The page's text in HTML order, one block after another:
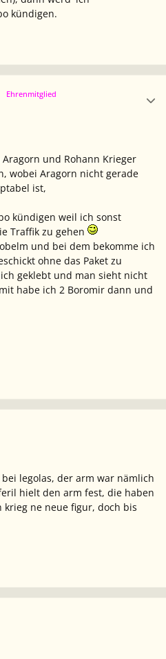
kündigen.
Ehrenmitglied
und Rohann Krieger
wobei Aragorn nicht gerade
ist,
kündigen weil ich sonst
Traffik zu gehen
und bei dem bekomme ich
ohne das Paket zu
geklebt und man sieht nicht
habe ich 2 Boromir dann und
legolas, der arm war nämlich
hielt den arm fest, die haben
krieg ne neue figur, doch bis